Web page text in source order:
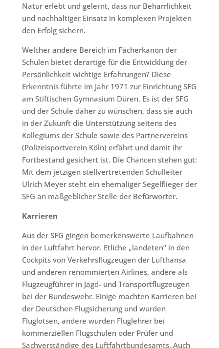
Natur erlebt und gelernt, dass nur Beharrlichkeit
und nachhaltiger Einsatz in komplexen Projekten
den Erfolg sichern.
Welcher andere Bereich im Fächerkanon der
Schulen bietet derartige für die Entwicklung der
Persönlichkeit wichtige Erfahrungen? Diese
Erkenntnis führte im Jahr 1971 zur Einrichtung SFG
am Stiftischen Gymnasium Düren. Es ist der SFG
und der Schule daher zu wünschen, dass sie auch
in der Zukunft die Unterstützung seitens des
Kollegiums der Schule sowie des Partnervereins
(Polizeisportverein Köln) erfährt und damit ihr
Fortbestand gesichert ist. Die Chancen stehen gut:
Mit dem jetzigen stellvertretenden Schulleiter
Ulrich Meyer steht ein ehemaliger Segelflieger der
SFG an maßgeblicher Stelle der Befürworter.
Karrieren
Aus der SFG gingen bemerkenswerte Laufbahnen
in der Luftfahrt hervor. Etliche „landeten“ in den
Cockpits von Verkehrsflugzeugen der Lufthansa
und anderen renommierten Airlines, andere als
Flugzeugführer in Jagd- und Transportflugzeugen
bei der Bundeswehr. Einige machten Karrieren bei
der Deutschen Flugsicherung und wurden
Fluglotsen, andere wurden Fluglehrer bei
kommerziellen Flugschulen oder Prüfer und
Sachverständige des Luftfahrtbundesamts. Auch